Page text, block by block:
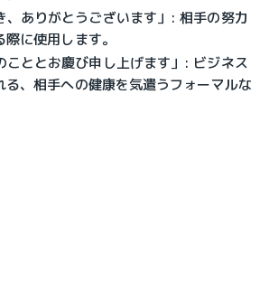
、ありがとうございます」: 相手の努力
に使用します。
こととお慶び申し上げます」: ビジネス
る、相手への健康を気遣うフォーマルな